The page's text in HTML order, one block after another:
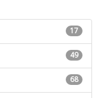
17
49
68